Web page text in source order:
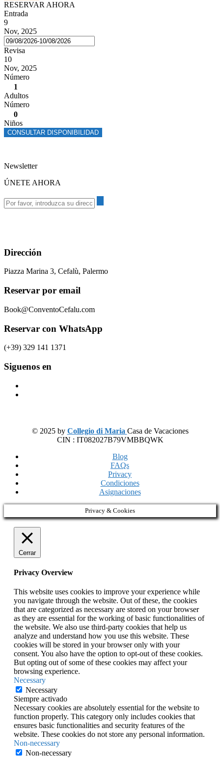
RESERVAR AHORA
Entrada
9
Nov, 2025
Revisa
10
Nov, 2025
Número
1
Adultos
Número
0
Niños
CONSULTAR DISPONIBILIDAD
Newsletter
ÚNETE AHORA
Dirección
Piazza Marina 3, Cefalù, Palermo
Reservar por email
Book@ConventoCefalu.com
Reservar con WhatsApp
(+39) 329 141 1371
Siguenos en
© 2025 by Collegio di Maria Casa de Vacaciones
CIN : IT082027B79VMBBQWK
Blog
FAQs
Privacy
Condiciones
Asignaciones
Privacy & Cookies
Cerrar
Privacy Overview
This website uses cookies to improve your experience while
you navigate through the website. Out of these, the cookies
that are categorized as necessary are stored on your browser
as they are essential for the working of basic functionalities of
the website. We also use third-party cookies that help us
analyze and understand how you use this website. These
cookies will be stored in your browser only with your
consent. You also have the option to opt-out of these cookies.
But opting out of some of these cookies may affect your
browsing experience.
Necessary
Necessary
Siempre activado
Necessary cookies are absolutely essential for the website to
function properly. This category only includes cookies that
ensures basic functionalities and security features of the
website. These cookies do not store any personal information.
Non-necessary
Non-necessary